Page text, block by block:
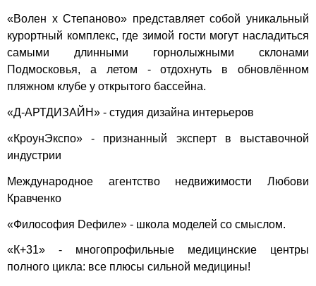
«Волен х Степаново» представляет собой уникальный
курортный комплекс, где зимой гости могут насладиться
самыми длинными горнолыжными склонами
Подмосковья, а летом - отдохнуть в обновлённом
пляжном клубе у открытого бассейна.
«Д-АРТДИЗАЙН» - студия дизайна интерьеров
«КроунЭкспо» - признанный эксперт в выставочной
индустрии
Международное агентство недвижимости Любови
Кравченко
«Философия Dефиле» - школа моделей со смыслом.
«К+31» - многопрофильные медицинские центры
полного цикла: все плюсы сильной медицины!